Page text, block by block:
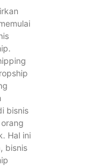
bisnis
Hal ini
bisnis